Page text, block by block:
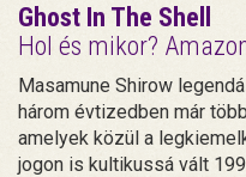
Ghost In The Shell
Hol és mikor?
Masamune Shirow
három évtizedben már
amelyek közül a
jogon is kultikussá vált